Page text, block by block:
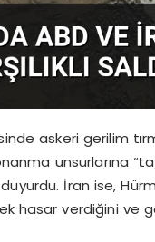
askeri gerilim
unsurlarına
İran ise,
hasar verdiğini ve